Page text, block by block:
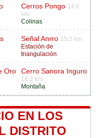
Cerros Pongo 14.6
km
Colinas
Señal Anrro 15.2 km
Estación de
triangulación
Oro Cerro Sanora Inguro
16.2 km
Montaña
EN LOS
DISTRITO